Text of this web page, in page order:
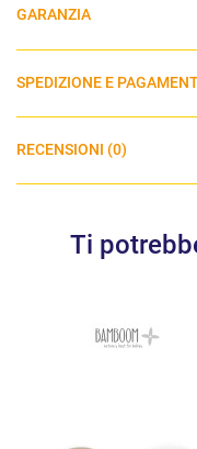
GARANZIA
SPEDIZIONE E
RECENSIONI (0)
Ti